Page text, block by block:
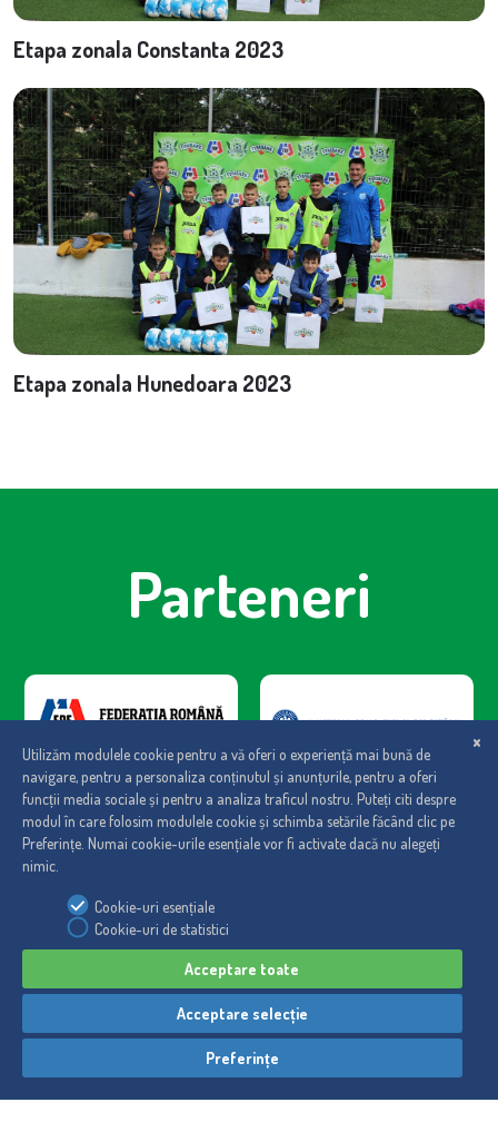
Etapa zonala Constanta 2023
Etapa zonala Hunedoara 2023
Parteneri
Politica de cookies |